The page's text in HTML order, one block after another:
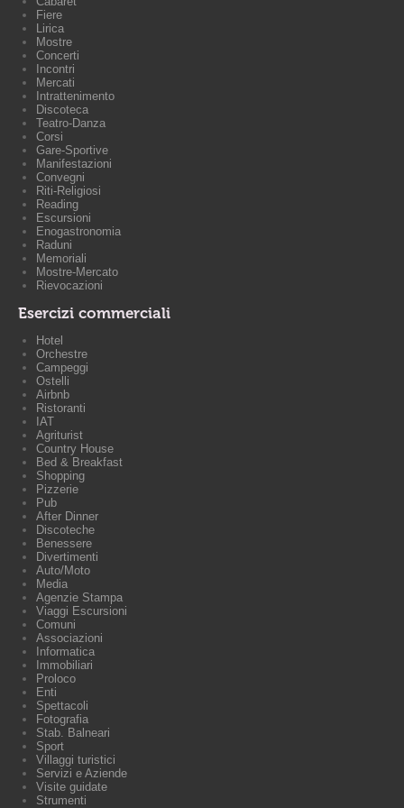
Fiere
Lirica
Mostre
Concerti
Incontri
Mercati
Intrattenimento
Discoteca
Teatro-Danza
Corsi
Gare-Sportive
Manifestazioni
Convegni
Riti-Religiosi
Reading
Escursioni
Enogastronomia
Raduni
Memoriali
Mostre-Mercato
Rievocazioni
Esercizi commerciali
Hotel
Orchestre
Campeggi
Ostelli
Airbnb
Ristoranti
IAT
Agriturist
Country House
Bed & Breakfast
Shopping
Pizzerie
Pub
After Dinner
Discoteche
Benessere
Divertimenti
Auto/Moto
Media
Agenzie Stampa
Viaggi Escursioni
Comuni
Associazioni
Informatica
Immobiliari
Proloco
Enti
Spettacoli
Fotografia
Stab. Balneari
Sport
Villaggi turistici
Servizi e Aziende
Visite guidate
Strumenti